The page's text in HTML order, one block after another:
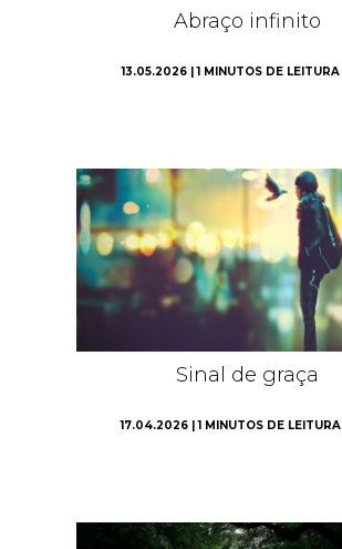
Abraço infinito
13.05.2026 | 1 MINUTOS DE LEITURA
Sinal de graça
17.04.2026 | 1 MINUTOS DE LEITURA